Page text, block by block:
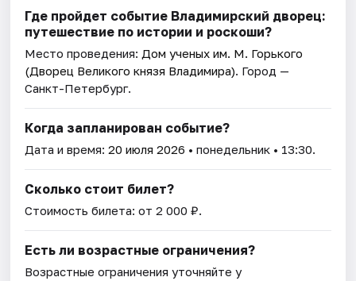
Где пройдет событие Владимирский дворец:
путешествие по истории и роскоши?
Место проведения: Дом ученых им. М. Горького
(Дворец Великого князя Владимира). Город —
Санкт-Петербург.
Когда запланирован событие?
Дата и время:20 июля 2026 • понедельник • 13:30.
Сколько стоит билет?
Стоимость билета: от 2 000 ₽.
Есть ли возрастные ограничения?
Возрастные ограничения уточняйте у